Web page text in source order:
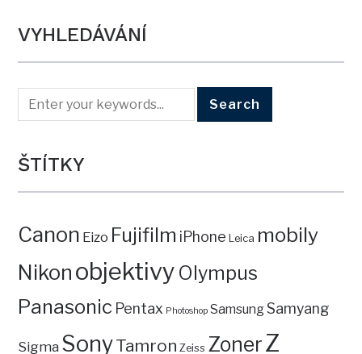
VYHLEDÁVÁNÍ
ŠTÍTKY
Canon Eizo Fujifilm iPhone Leica mobily
Nikon objektivy Olympus
Panasonic Pentax Photoshop SamsungSamyang
Sigma SonyTamron Zeiss ZonerZ